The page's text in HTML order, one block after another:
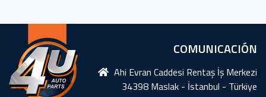
COMUNICACIÓN
Ahi Evran Caddesi Rentaş İş Merkezi
34398 Maslak - İstanbul - Türkiye